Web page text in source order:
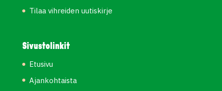
Tilaa vihreiden uutiskirje
Sivustolinkit
Etusivu
Ajankohtaista